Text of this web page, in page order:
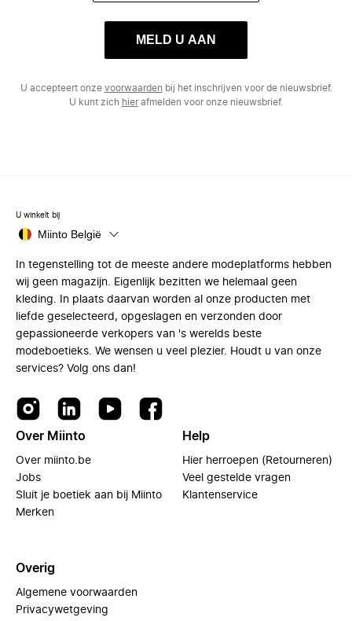
MELD U AAN
U accepteert onze voorwaarden bij het inschrijven voor de nieuwsbrief.
U kunt zich hierafmelden voor onze nieuwsbrief.
U winkelt bij
Miinto België
In tegenstelling tot de meeste andere modeplatforms hebben
wij geen magazijn. Eigenlijk bezitten we helemaal geen
kleding. In plaats daarvan worden al onze producten met
liefde geselecteerd, opgeslagen en verzonden door
gepassioneerde verkopers van 's werelds beste
modeboetieks. We wensen u veel plezier. Houdt u van onze
services? Volg ons dan!
Over Miinto
Over miinto.be
Jobs
Sluit je boetiek aan bij Miinto
Merken
Help
Hier herroepen (Retourneren)
Veel gestelde vragen
Klantenservice
Overig
Algemene voorwaarden
Privacywetgeving